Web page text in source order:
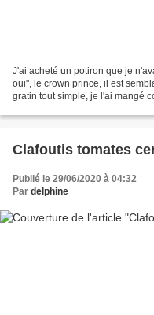
J'ai acheté un potiron que je
oui", le crown prince, il est
gratin tout simple, je l'ai mangé
Clafoutis tomates
Publié le 29/06/2020 à 04:32
Par delphine